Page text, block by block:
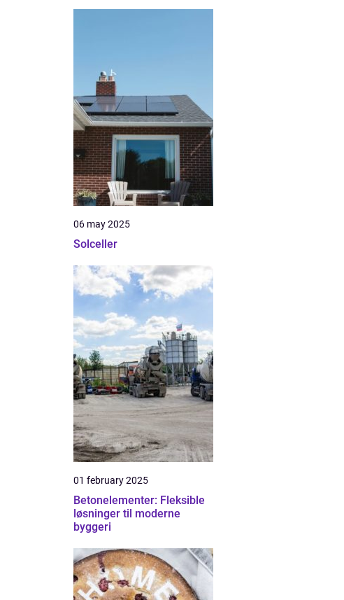
06 may 2025
Solceller
01 february 2025
Betonelementer: Fleksible
løsninger til moderne
byggeri